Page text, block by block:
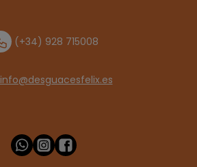
(+34) 928 715008
info@desguacesfelix.es